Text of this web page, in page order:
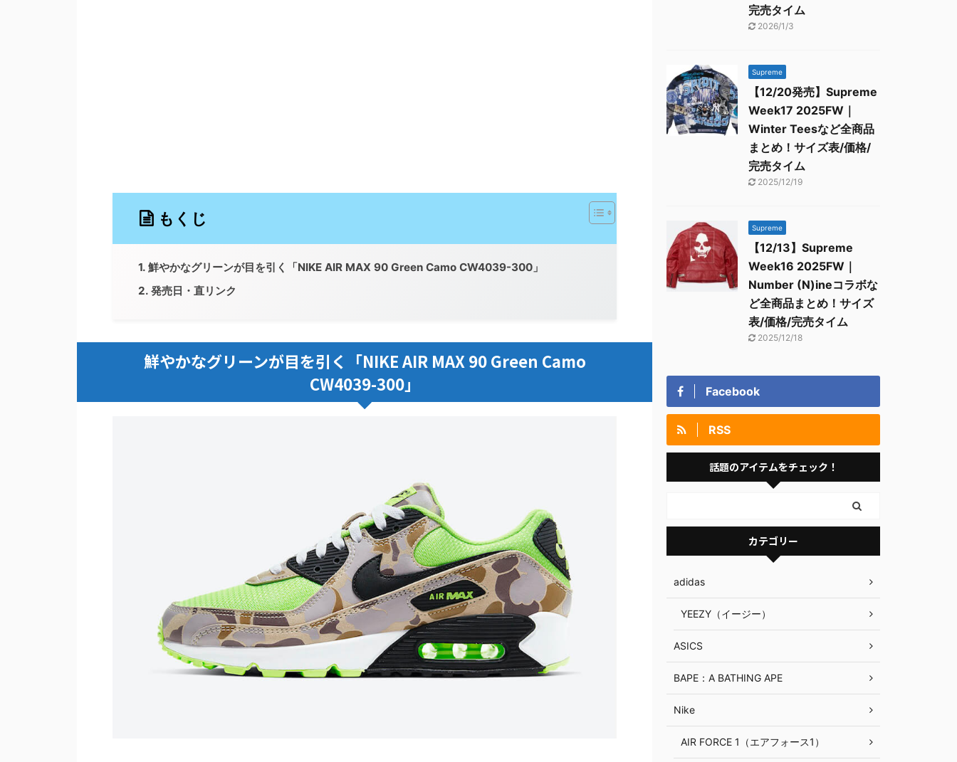
もくじ
鮮やかなグリーンが目を引く「NIKE AIR MAX 90 Green Camo CW4039-300」
発売日・直リンク
鮮やかなグリーンが目を引く「NIKE AIR MAX 90 Green Camo
CW4039-300」
完売タイム
2026/1/3
Supreme
【12/20発売】Supreme
Week17 2025FW｜
Winter Teesなど全商品
まとめ！サイズ表/価格/
完売タイム
2025/12/19
Supreme
【12/13】Supreme
Week16 2025FW｜
Number (N)ineコラボな
ど全商品まとめ！サイズ
表/価格/完売タイム
2025/12/18
Facebook
RSS
話題のアイテムをチェック！
カテゴリー
adidas
YEEZY（イージー）
ASICS
BAPE：A BATHING APE
Nike
AIR FORCE 1（エアフォース1）